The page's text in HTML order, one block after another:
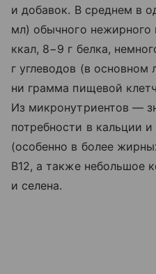
и добавок. В среднем в
мл) обычного
ккал, 8−9 г белка,
г углеводов (в основном
ни грамма пищевой
Из микронутриентов —
потребности в кальции
(особенно в более
B12, а также небольшое
и селена.